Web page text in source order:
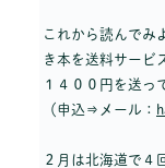
これから読んでみ
き本を送料サービ
１４００円を送っ
（申込⇒メール：
２月は北海道で４